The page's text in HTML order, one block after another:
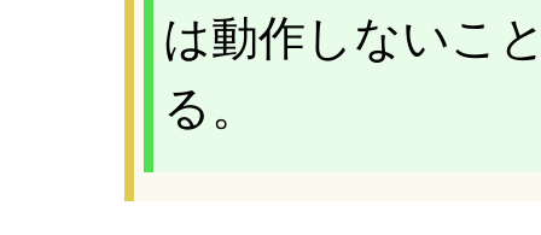
は動作しないこ
る。